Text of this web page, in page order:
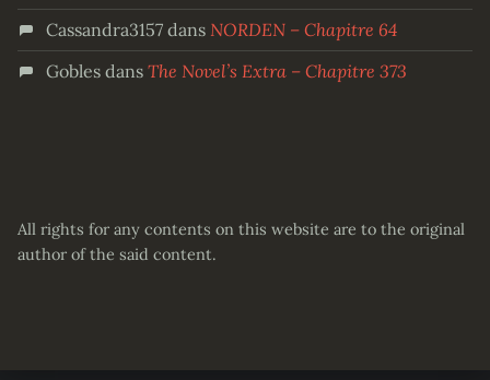
Cassandra3157dans NORDEN – Chapitre 64
Goblesdans The Novel’s Extra – Chapitre 373
All rights for any contents on this website are to the original
author of the said content.